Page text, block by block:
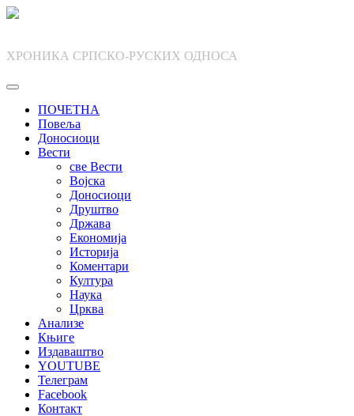
Skip
ХРОНИКА СРПСКО-РУСКИХ ОДНОСА
ПОЧЕТНА
Повеља
Доносиоци
Вести
све Вести
Војска
Доносиоци
Друштво
Држава
Економија
Историја
Коментари
Култура
Наука
Црква
Анализе
Књиге
Издаваштво
YOUTUBE
Телеграм
Facebook
Контакт